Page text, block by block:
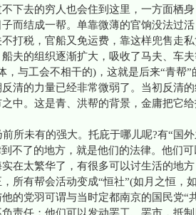
下去的穷人也会住到这里，一方面栖
而结成一帮。单靠微薄的官饷没法过
打税，官船又免运费，靠这样兜售走
夫的组织逐渐扩大，吸收了马夫、车
，与工会不相干的)，这就是后来“青帮
清的力量已经非常微弱了。当初反清
中。这是青、洪帮的背景，金庸把它
所未有的强大。托庇于哪儿呢?有“国外
不了的地方，就是他们的法律。他们
在太繁华了，有很多可以讨生活的地
所有帮会活动变成“恒社”(如月之恒，
的党羽可谓与当时定都南京的国民党“